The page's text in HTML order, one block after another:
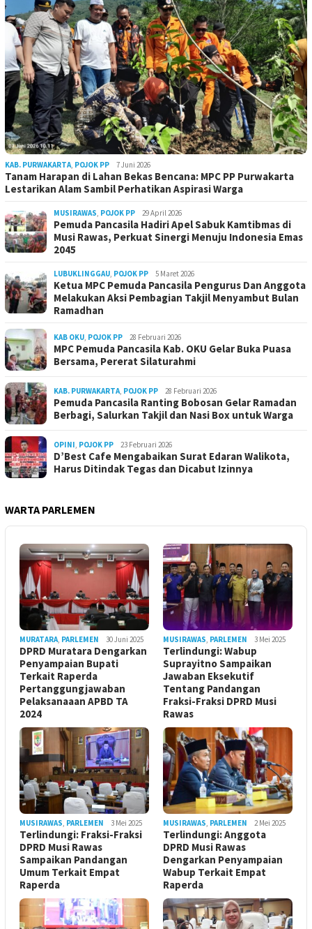
KAB. PURWAKARTA, POJOK PP 7 Juni 2026
Tanam Harapan di Lahan Bekas Bencana: MPC PP Purwakarta
Lestarikan Alam Sambil Perhatikan Aspirasi Warga
MUSIRAWAS, POJOK PP 29 April 2026
Pemuda Pancasila Hadiri Apel Sabuk Kamtibmas di
Musi Rawas, Perkuat Sinergi Menuju Indonesia Emas
2045
LUBUKLINGGAU, POJOK PP 5 Maret 2026
Ketua MPC Pemuda Pancasila Pengurus Dan Anggota
Melakukan Aksi Pembagian Takjil Menyambut Bulan
Ramadhan
KAB OKU, POJOK PP 28 Februari 2026
MPC Pemuda Pancasila Kab. OKU Gelar Buka Puasa
Bersama, Pererat Silaturahmi
KAB. PURWAKARTA, POJOK PP 28 Februari 2026
Pemuda Pancasila Ranting Bobosan Gelar Ramadan
Berbagi, Salurkan Takjil dan Nasi Box untuk Warga
OPINI, POJOK PP 23 Februari 2026
D’Best Cafe Mengabaikan Surat Edaran Walikota,
Harus Ditindak Tegas dan Dicabut Izinnya
WARTA PARLEMEN
MURATARA, PARLEMEN 30 Juni 2025
DPRD Muratara Dengarkan
Penyampaian Bupati
Terkait Raperda
Pertanggungjawaban
Pelaksanaaan APBD TA
2024
MUSIRAWAS, PARLEMEN 3 Mei 2025
Terlindungi: Wabup
Suprayitno Sampaikan
Jawaban Eksekutif
Tentang Pandangan
Fraksi-Fraksi DPRD Musi
Rawas
MUSIRAWAS, PARLEMEN 3 Mei 2025
Terlindungi: Fraksi-Fraksi
DPRD Musi Rawas
Sampaikan Pandangan
Umum Terkait Empat
Raperda
MUSIRAWAS, PARLEMEN 2 Mei 2025
Terlindungi: Anggota
DPRD Musi Rawas
Dengarkan Penyampaian
Wabup Terkait Empat
Raperda